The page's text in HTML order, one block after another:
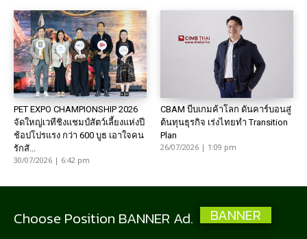
PET EXPO CHAMPIONSHIP 2026
จัดใหญ่เวทีชิงแชมป์สัตว์เลี้ยงแห่งปี
ช้อปโปรแรง กว่า 600 บูธ เอาใจคน
รักสั...
30/07/2026 | 6:42 pm
CBAM บีบเกมค้าโลก ดันคาร์บอนสู่
ต้นทุนธุรกิจ เร่งไทยทำ Transition
Plan
26/07/2026 | 1:09 pm
Choose Position BANNER Ad. BANNER